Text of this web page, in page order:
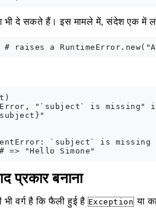
दे सकते हैं। इस मामले में, संदेश एक में
"`subject` is missing"
`subject` is missing
प्रकार बनाना
वर्ग है कि फैली हुई है Exception या